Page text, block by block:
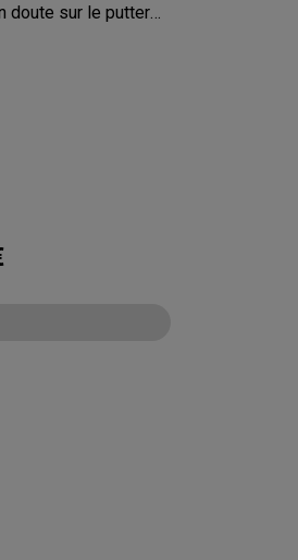
doute sur le putter
putter avec ces